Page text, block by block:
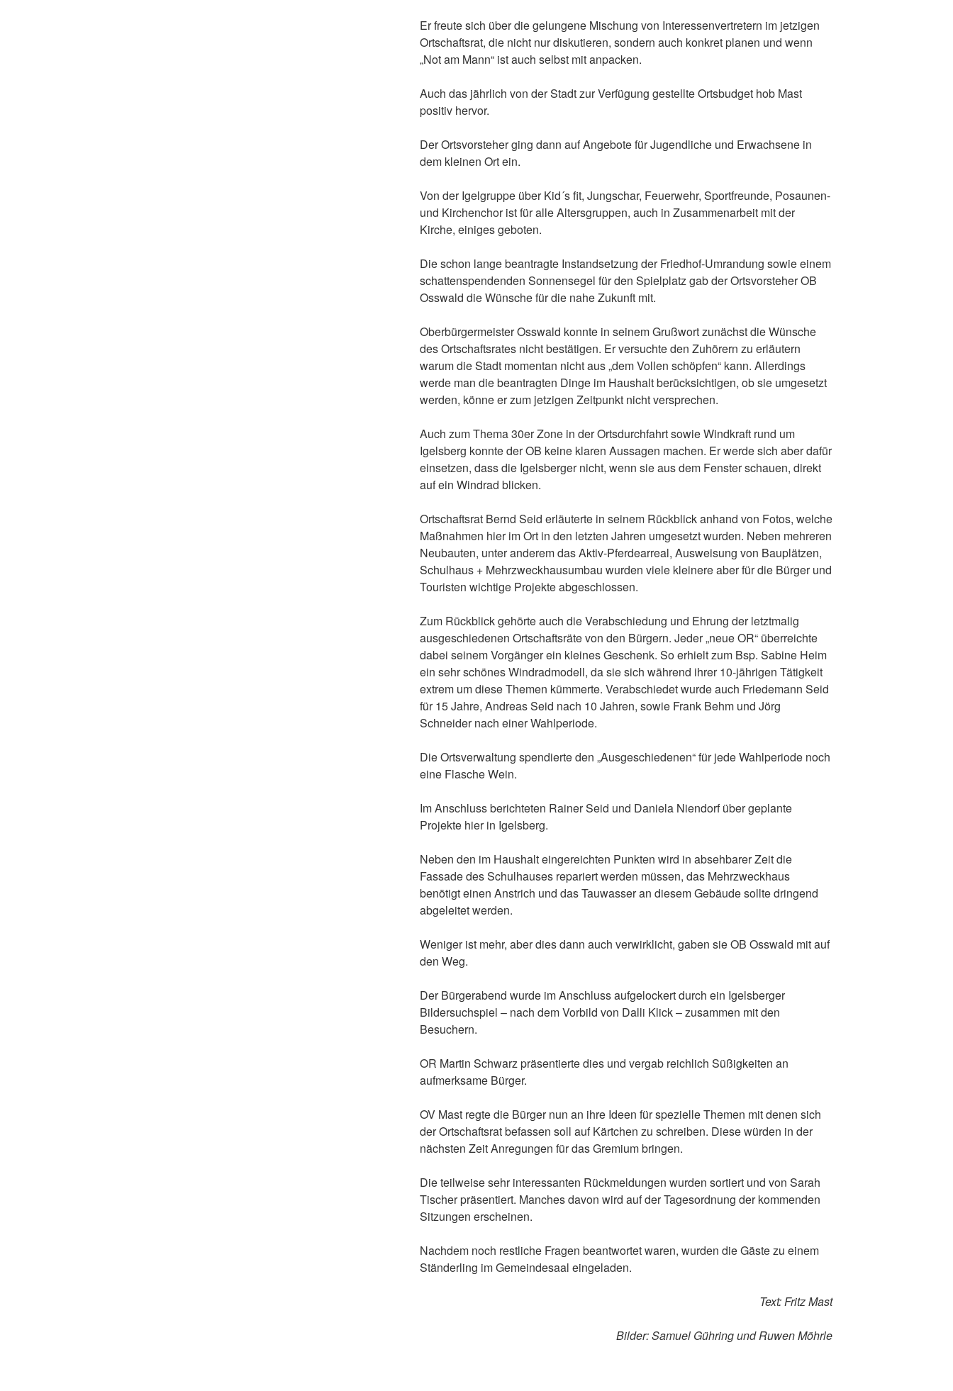
Er freute sich über die gelungene Mischung von Interessenvertretern im jetzigen
Ortschaftsrat, die nicht nur diskutieren, sondern auch konkret planen und wenn
„Not am Mann“ ist auch selbst mit anpacken.
Auch das jährlich von der Stadt zur Verfügung gestellte Ortsbudget hob Mast
positiv hervor.
Der Ortsvorsteher ging dann auf Angebote für Jugendliche und Erwachsene in
dem kleinen Ort ein.
Von der Igelgruppe über Kid´s fit, Jungschar, Feuerwehr, Sportfreunde, Posaunen-
und Kirchenchor ist für alle Altersgruppen, auch in Zusammenarbeit mit der
Kirche, einiges geboten.
Die schon lange beantragte Instandsetzung der Friedhof-Umrandung sowie einem
schattenspendenden Sonnensegel für den Spielplatz gab der Ortsvorsteher OB
Osswald die Wünsche für die nahe Zukunft mit.
Oberbürgermeister Osswald konnte in seinem Grußwort zunächst die Wünsche
des Ortschaftsrates nicht bestätigen. Er versuchte den Zuhörern zu erläutern
warum die Stadt momentan nicht aus „dem Vollen schöpfen“ kann. Allerdings
werde man die beantragten Dinge im Haushalt berücksichtigen, ob sie umgesetzt
werden, könne er zum jetzigen Zeitpunkt nicht versprechen.
Auch zum Thema 30er Zone in der Ortsdurchfahrt sowie Windkraft rund um
Igelsberg konnte der OB keine klaren Aussagen machen. Er werde sich aber dafür
einsetzen, dass die Igelsberger nicht, wenn sie aus dem Fenster schauen, direkt
auf ein Windrad blicken.
Ortschaftsrat Bernd Seid erläuterte in seinem Rückblick anhand von Fotos, welche
Maßnahmen hier im Ort in den letzten Jahren umgesetzt wurden. Neben mehreren
Neubauten, unter anderem das Aktiv-Pferdearreal, Ausweisung von Bauplätzen,
Schulhaus + Mehrzweckhausumbau wurden viele kleinere aber für die Bürger und
Touristen wichtige Projekte abgeschlossen.
Zum Rückblick gehörte auch die Verabschiedung und Ehrung der letztmalig
ausgeschiedenen Ortschaftsräte von den Bürgern. Jeder „neue OR“ überreichte
dabei seinem Vorgänger ein kleines Geschenk. So erhielt zum Bsp. Sabine Heim
ein sehr schönes Windradmodell, da sie sich während ihrer 10-jährigen Tätigkeit
extrem um diese Themen kümmerte. Verabschiedet wurde auch Friedemann Seid
für 15 Jahre, Andreas Seid nach 10 Jahren, sowie Frank Behm und Jörg
Schneider nach einer Wahlperiode.
Die Ortsverwaltung spendierte den „Ausgeschiedenen“ für jede Wahlperiode noch
eine Flasche Wein.
Im Anschluss berichteten Rainer Seid und Daniela Niendorf über geplante
Projekte hier in Igelsberg.
Neben den im Haushalt eingereichten Punkten wird in absehbarer Zeit die
Fassade des Schulhauses repariert werden müssen, das Mehrzweckhaus
benötigt einen Anstrich und das Tauwasser an diesem Gebäude sollte dringend
abgeleitet werden.
Weniger ist mehr, aber dies dann auch verwirklicht, gaben sie OB Osswald mit auf
den Weg.
Der Bürgerabend wurde im Anschluss aufgelockert durch ein Igelsberger
Bildersuchspiel – nach dem Vorbild von Dalli Klick – zusammen mit den
Besuchern.
OR Martin Schwarz präsentierte dies und vergab reichlich Süßigkeiten an
aufmerksame Bürger.
OV Mast regte die Bürger nun an ihre Ideen für spezielle Themen mit denen sich
der Ortschaftsrat befassen soll auf Kärtchen zu schreiben. Diese würden in der
nächsten Zeit Anregungen für das Gremium bringen.
Die teilweise sehr interessanten Rückmeldungen wurden sortiert und von Sarah
Tischer präsentiert. Manches davon wird auf der Tagesordnung der kommenden
Sitzungen erscheinen.
Nachdem noch restliche Fragen beantwortet waren, wurden die Gäste zu einem
Ständerling im Gemeindesaal eingeladen.
Text: Fritz Mast
Bilder: Samuel Gühring und Ruwen Möhrle